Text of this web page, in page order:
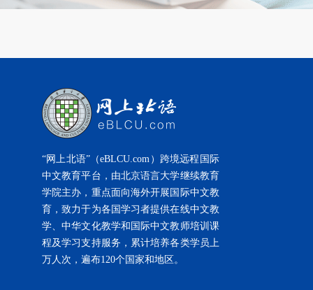
“网上北语”（eBLCU.com）跨境远程国际
中文教育平台，由北京语言大学继续教育
学院主办，重点面向海外开展国际中文教
育，致力于为各国学习者提供在线中文教
学、中华文化教学和国际中文教师培训课
程及学习支持服务，累计培养各类学员上
万人次，遍布120个国家和地区。